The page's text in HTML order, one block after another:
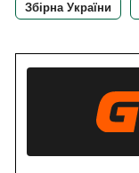
Збірна України